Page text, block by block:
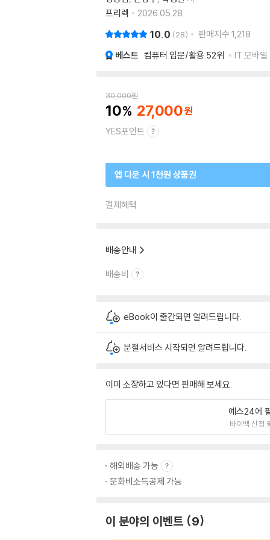
프리렉
2026.05.28.
10.0 28 판매지수 1,218
베스트 컴퓨터 입문/활용 52위 IT 모바
30,000원
10 27,000
YES포인트
앱 다운 시 1천원 상품권
결제혜택
배송안내
배송비
eBook이 출간되면 알려드립니다.
분철서비스 시작되면 알려드립니다.
이미 소장하고 있다면 판매해 보세요.
예스24에
바이백 신청
해외배송 가능
문화비소득공제 가능
이 분야의 이벤트 9